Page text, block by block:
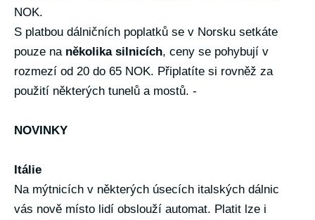
NOK.
S platbou dálničních poplatků se v Norsku setkáte
pouze na několika silnicích, ceny se pohybují v
rozmezí od 20 do 65 NOK. Připlatíte si rovněž za
použití některých tunelů a mostů. -
NOVINKY
Itálie
Na mýtnicích v některých úsecích italských dálnic
vás nově místo lidí obslouží automat. Platit lze i